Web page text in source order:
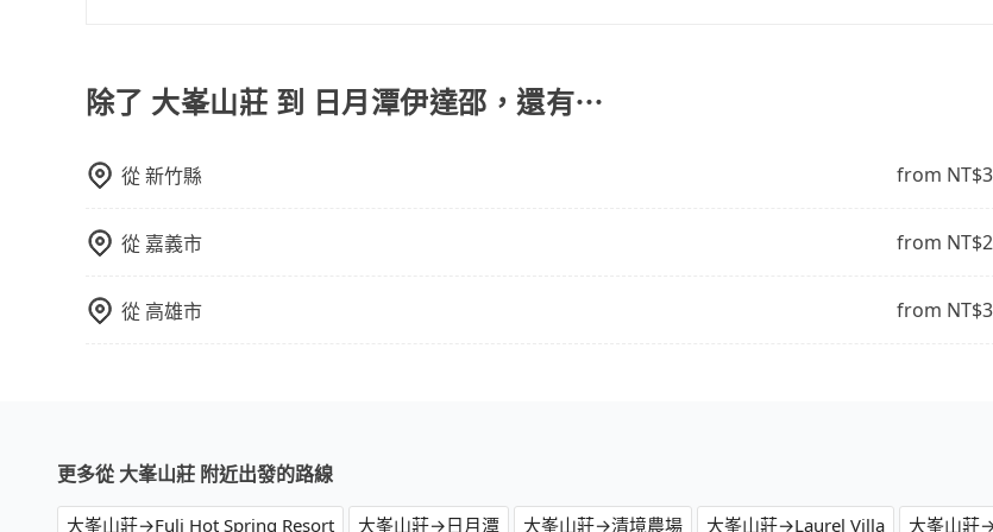
除了 大峯山莊 到 日月潭伊達邵，還有⋯
從新竹縣 from NT$
從 嘉義市 from NT$
從 高雄市 from NT$
更多從 大峯山莊 附近出發的路線
大峯山莊→Fuli Hot Spring Resort 大峯山莊→日月潭 大峯山莊→清境農場 大峯山莊→Laurel Villa 大峯山莊